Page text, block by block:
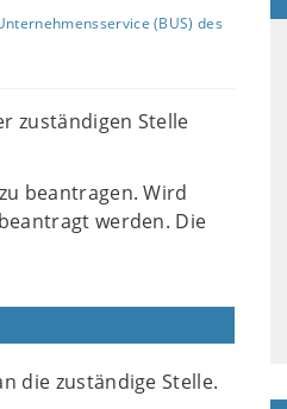
(BUS) des
zuständigen Stelle
beantragen. Wird
werden. Die
die zuständige Stelle.